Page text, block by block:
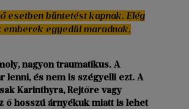
esetben büntetést kapnak. Elég
emberek egyedül maradnak,
nagyon traumatikus. A
lenni, és nem is szégyelli ezt. A
Karinthyra, Rejtőre vagy
ő hosszú árnyékuk miatt is lehet